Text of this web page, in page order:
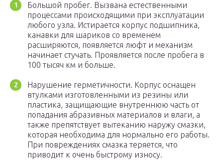
Большой пробег. Вызвана естественными
процессами происходящими при эксплуатации
любого узла. Истирается корпус подшипника,
канавки для шариков со временем
расширяются, появляется люфт и механизм
начинает стучать. Проявляется после пробега в
100 тысяч км и больше.
Нарушение герметичности. Корпус оснащен
втулками изготовленными из резины или
пластика, защищающие внутреннюю часть от
попадания абразивных материалов и влаги, а
также препятствует вытеканию наружу смазки,
которая необходима для нормально его работы.
При повреждениях смазка теряется, что
приводит к очень быстрому износу.